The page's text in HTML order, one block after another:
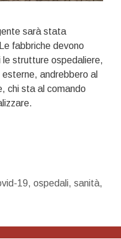
sarà stata
fabbriche devono
le strutture ospedaliere,
andrebbero al
chi sta al comando
19, ospedali, sanità,